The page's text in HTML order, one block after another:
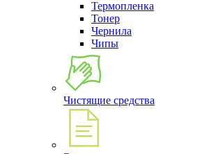
Термопленка
Тонер
Чернила
Чипы
Чистящие средства